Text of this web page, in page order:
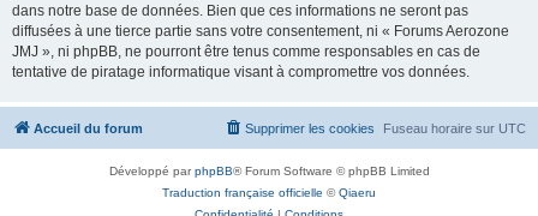
dans notre base de données. Bien que ces informations ne seront pas
diffusées à une tierce partie sans votre consentement, ni « Forums Aerozone
JMJ », ni phpBB, ne pourront être tenus comme responsables en cas de
tentative de piratage informatique visant à compromettre vos données.
Accueil du forum Fuseau horaire sur UTC
Supprimer les cookies
Développé parphpBB® Forum Software © phpBB Limited
Traduction française officielle ©Qiaeru